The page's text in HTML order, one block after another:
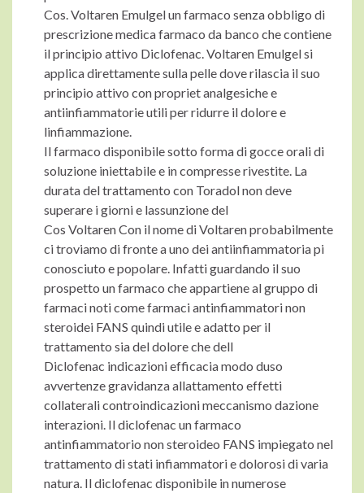
Cos. Voltaren Emulgel un farmaco senza obbligo di
prescrizione medica farmaco da banco che contiene
il principio attivo Diclofenac. Voltaren Emulgel si
applica direttamente sulla pelle dove rilascia il suo
principio attivo con propriet analgesiche e
antiinfiammatorie utili per ridurre il dolore e
linfiammazione.
Il farmaco disponibile sotto forma di gocce orali di
soluzione iniettabile e in compresse rivestite. La
durata del trattamento con Toradol non deve
superare i giorni e lassunzione del
Cos Voltaren Con il nome di Voltaren probabilmente
ci troviamo di fronte a uno dei antiinfiammatoria pi
conosciuto e popolare. Infatti guardando il suo
prospetto un farmaco che appartiene al gruppo di
farmaci noti come farmaci antinfiammatori non
steroidei FANS quindi utile e adatto per il
trattamento sia del dolore che dell
Diclofenac indicazioni efficacia modo duso
avvertenze gravidanza allattamento effetti
collaterali controindicazioni meccanismo dazione
interazioni. Il diclofenac un farmaco
antinfiammatorio non steroideo FANS impiegato nel
trattamento di stati infiammatori e dolorosi di varia
natura. Il diclofenac disponibile in numerose